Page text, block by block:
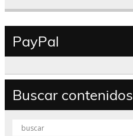
PayPal
Buscar contenidos